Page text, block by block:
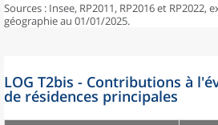
Sources : Insee, RP2011, RP2016 et
géographie au 01/01/2025.
LOG T2bis - Contributions à
de résidences principales